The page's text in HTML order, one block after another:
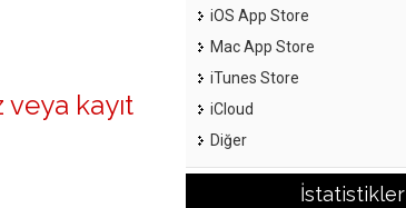
veya kayıt
iOS App Store
Mac App Store
iTunes Store
iCloud
Diğer
İstatistikler